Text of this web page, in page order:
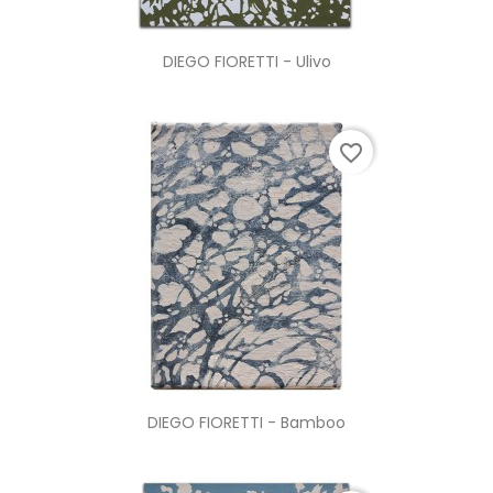
DIEGO FIORETTI - Ulivo
DIEGO FIORETTI - Bamboo
favorite_border